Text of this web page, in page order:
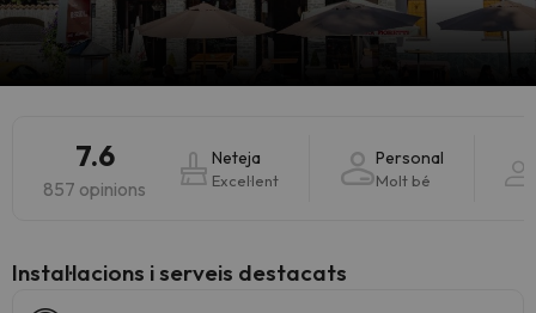
7.6
857 opinions
Neteja
Excel·lent
Personal
Molt bé
Instal·lacions i serveis destacats